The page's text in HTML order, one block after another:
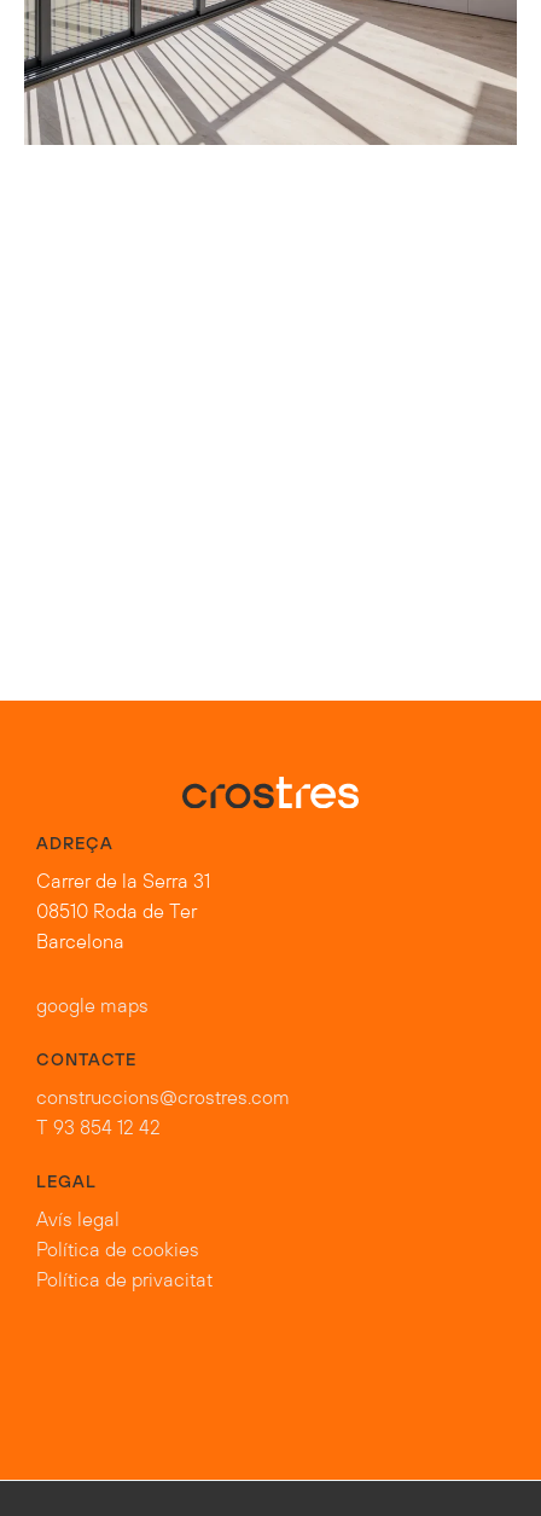
ADREÇA
Carrer de la Serra 31
08510 Roda de Ter
Barcelona
google maps
CONTACTE
construccions@crostres.com
T 93 854 12 42
LEGAL
Avís legal
Política de cookies
Política de privacitat